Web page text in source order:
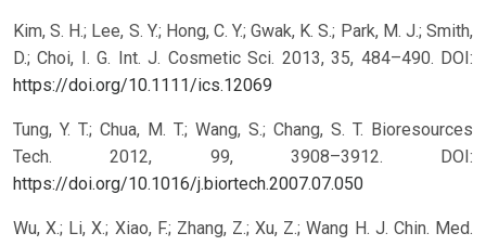
Kim, S. H.; Lee, S. Y.; Hong, C. Y.; Gwak, K. S.; Park, M. J.; Smith,
D.; Choi, I. G. Int. J. Cosmetic Sci. 2013, 35, 484–490. DOI:
https://doi.org/10.1111/ics.12069
Tung, Y. T.; Chua, M. T.; Wang, S.; Chang, S. T. Bioresources
Tech. 2012, 99, 3908–3912. DOI:
https://doi.org/10.1016/j.biortech.2007.07.050
Wu, X.; Li, X.; Xiao, F.; Zhang, Z.; Xu, Z.; Wang H. J. Chin. Med.